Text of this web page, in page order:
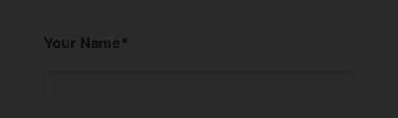
Your Name*